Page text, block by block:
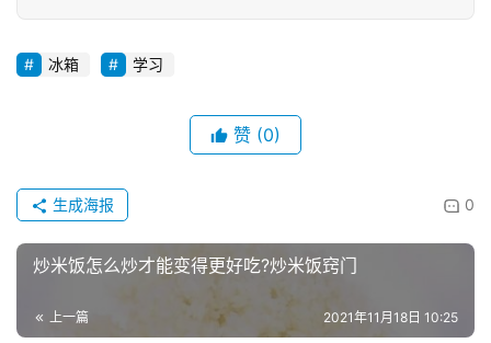
冰箱 学习
赞 (0)
0
生成海报
炒米饭怎么炒才能变得更好吃?炒米饭窍门
上一篇 2021年11月18日 10:25